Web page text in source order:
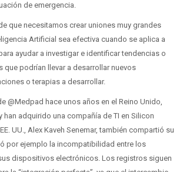
de emergencia.
que necesitamos crear uniones muy grandes
Artificial sea efectiva cuando se aplica a
ayudar a investigar e identificar tendencias o
que podrían llevar a desarrollar nuevos
o terapias a desarrollar.
@Medpad hace unos años en el Reino Unido,
han adquirido una compañía de TI en Silicon
UU., Alex Kaveh Senemar, también compartió su
por ejemplo la incompatibilidad entre los
dispositivos electrónicos. Los registros siguen